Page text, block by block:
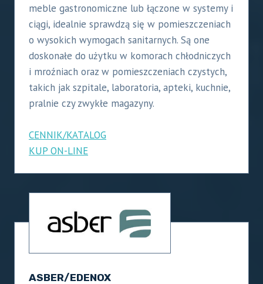
meble gastronomiczne lub łączone w systemy i
ciągi, idealnie sprawdzą się w pomieszczeniach
o wysokich wymogach sanitarnych. Są one
doskonałe do użytku w komorach chłodniczych
i mroźniach oraz w pomieszczeniach czystych,
takich jak szpitale, laboratoria, apteki, kuchnie,
pralnie czy zwykłe magazyny.
CENNIK/KATALOG
KUP ON-LINE
ASBER/EDENOX